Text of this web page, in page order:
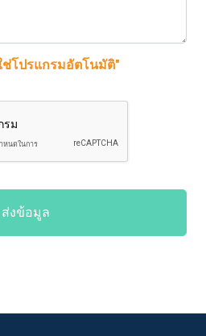
โปรแกรมอัตโนมัติ"
ส่งข้อมูล